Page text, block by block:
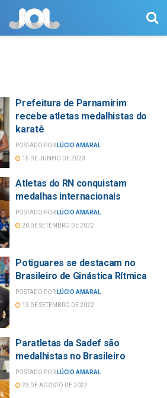
Prefeitura de Parnamirim
recebe atletas medalhistas do
karatê
POSTADO POR LÚCIO AMARAL
15 DE JUNHO DE 2023
Atletas do RN conquistam
medalhas internacionais
POSTADO POR LÚCIO AMARAL
20 DE SETEMBRO DE 2022
Potiguares se destacam no
Brasileiro de Ginástica Rítmica
POSTADO POR LÚCIO AMARAL
13 DE SETEMBRO DE 2022
Paratletas da Sadef são
medalhistas no Brasileiro
POSTADO POR LÚCIO AMARAL
23 DE AGOSTO DE 2022